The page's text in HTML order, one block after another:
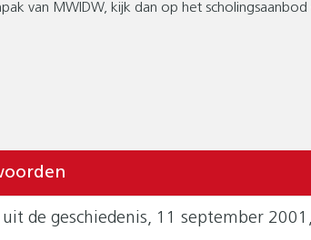
van MWIDW, kijk dan op het scholingsaanbod
de geschiedenis, 11 september